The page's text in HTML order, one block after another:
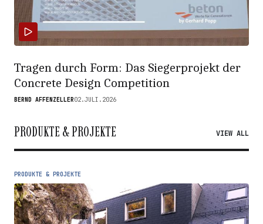
Tragen durch Form: Das Siegerprojekt der
Concrete Design Competition
BERND AFFENZELLER02.JULI.2026
PRODUKTE & PROJEKTE VIEW ALL
PRODUKTE & PROJEKTE